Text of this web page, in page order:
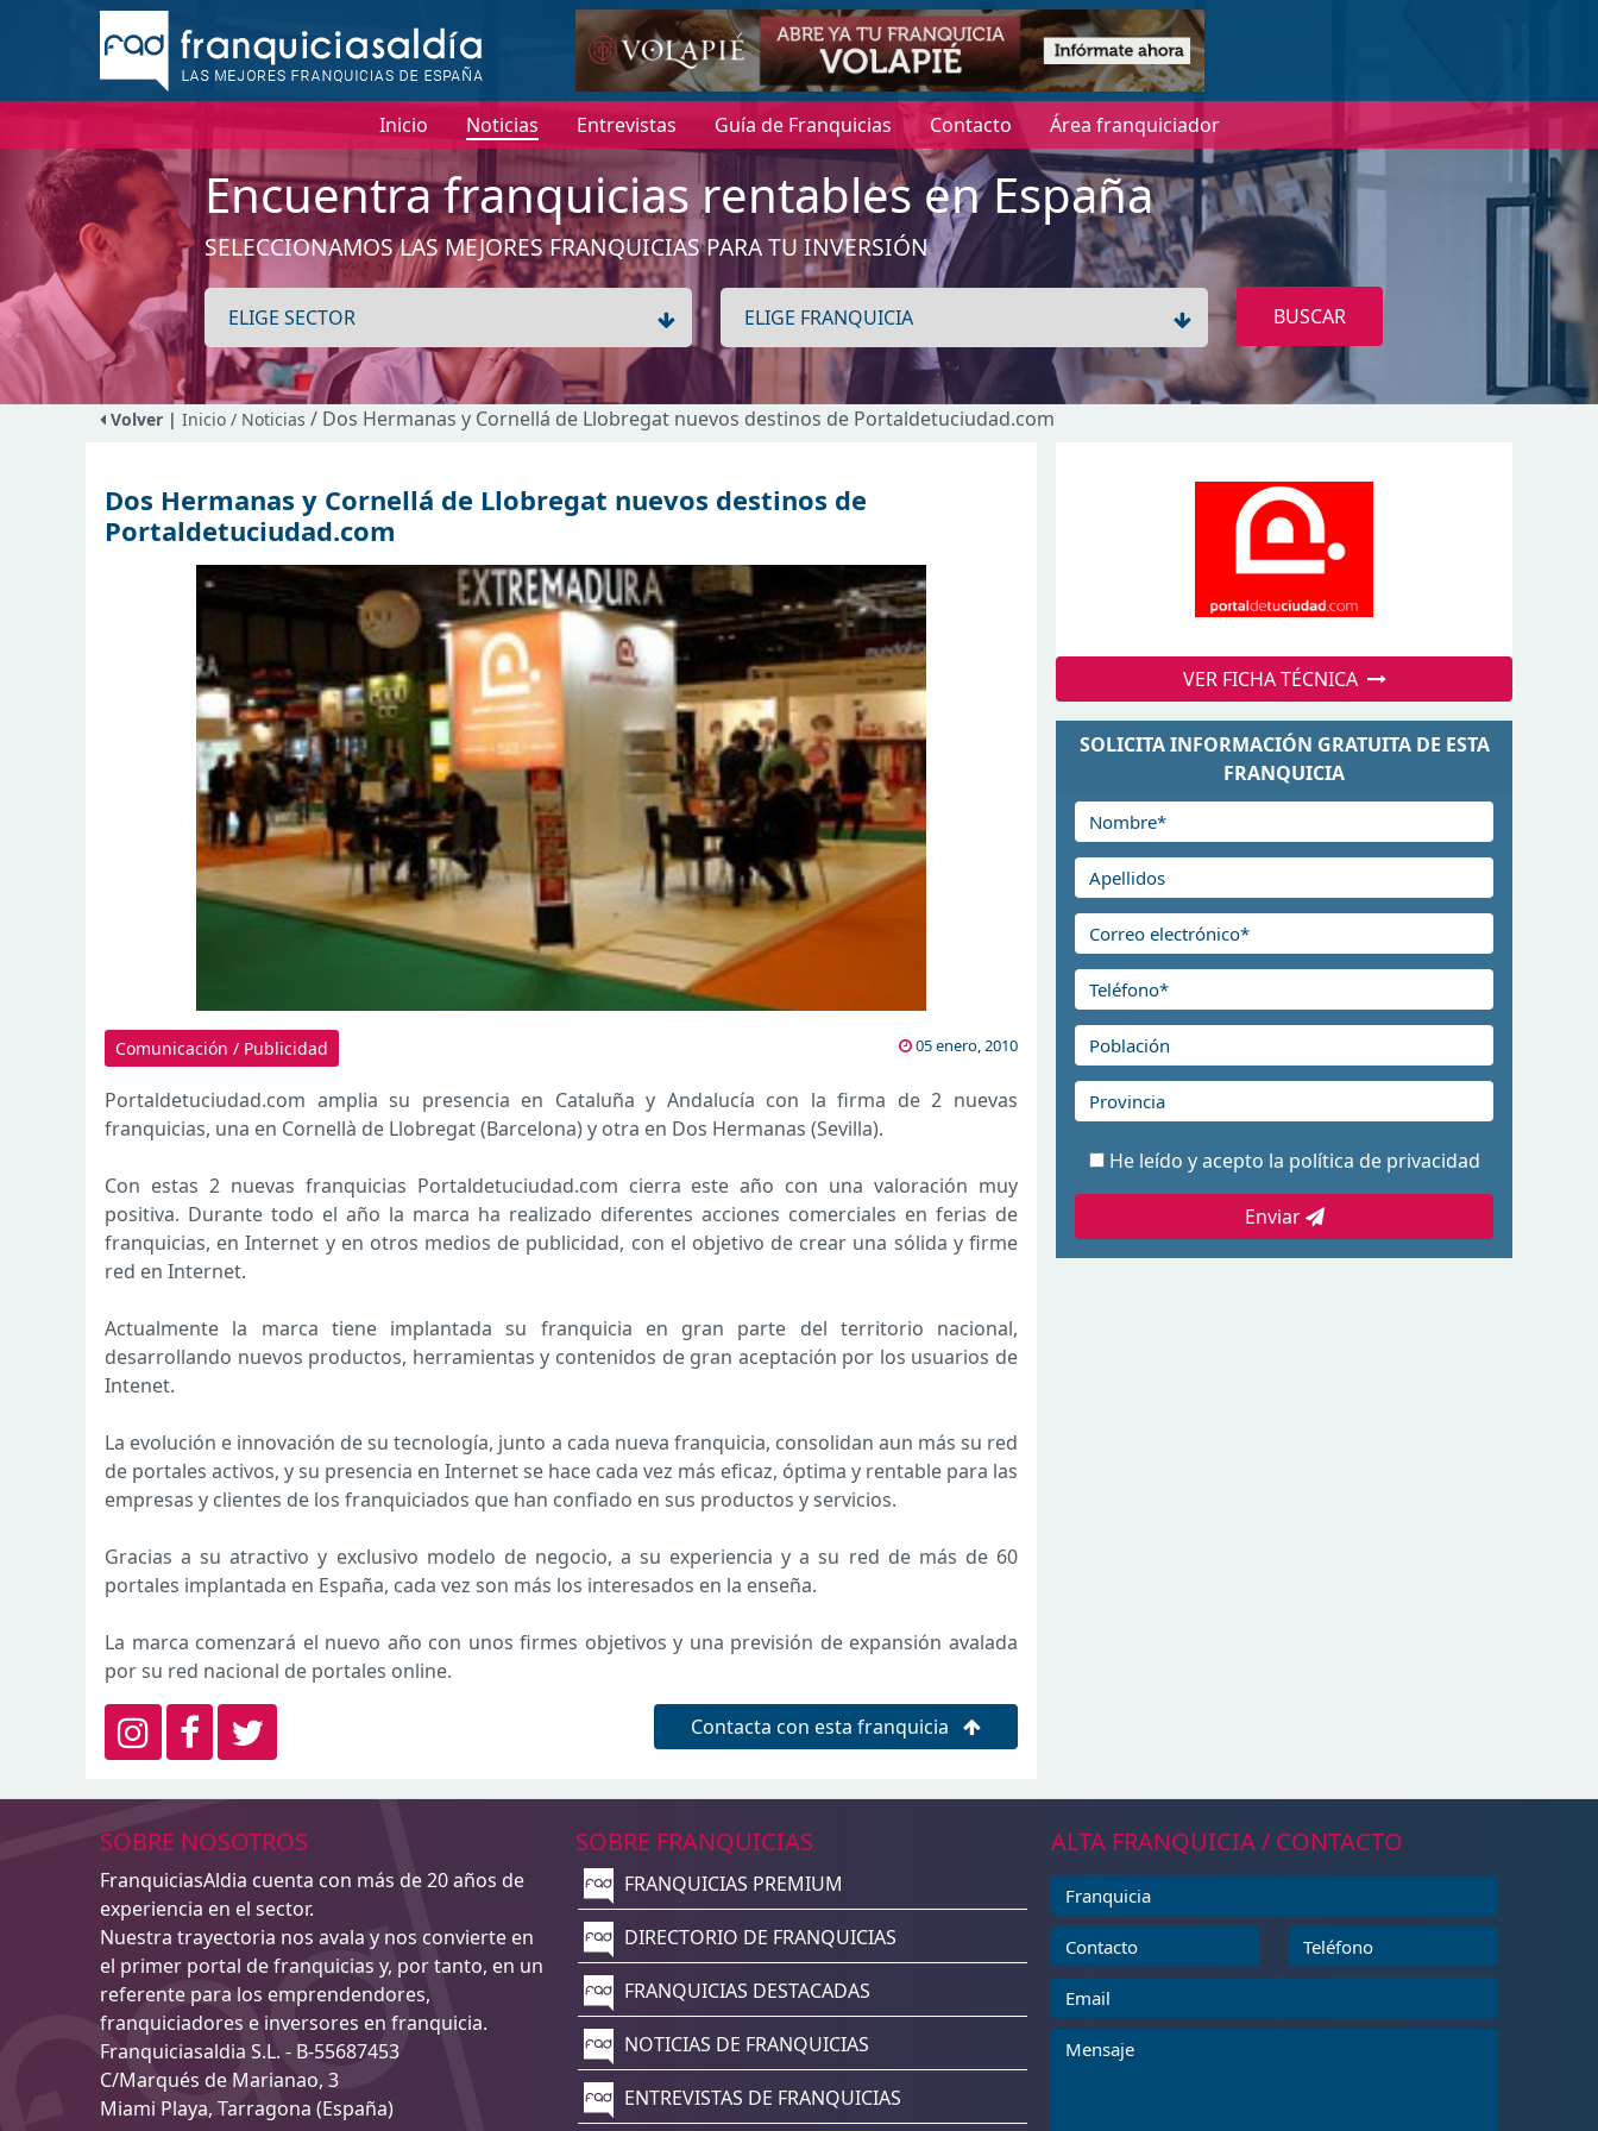
Inicio Noticias Entrevistas Guía de Franquicias Contacto Área franquiciador
Encuentra franquicias rentables en España
SELECCIONAMOS LAS MEJORES FRANQUICIAS PARA TU INVERSIÓN
BUSCAR
Volver | Inicio / Noticias / Dos Hermanas y Cornellá de Llobregat nuevos destinos de Portaldetuciudad.com
Dos Hermanas y Cornellá de Llobregat nuevos destinos de
Portaldetuciudad.com
Comunicación / Publicidad 05 enero, 2010
Portaldetuciudad.com amplia su presencia en Cataluña y Andalucía con la firma de 2 nuevas
franquicias, una en Cornellà de Llobregat (Barcelona) y otra en Dos Hermanas (Sevilla).
Con estas 2 nuevas franquicias Portaldetuciudad.com cierra este año con una valoración muy
positiva. Durante todo el año la marca ha realizado diferentes acciones comerciales en ferias de
franquicias, en Internet y en otros medios de publicidad, con el objetivo de crear una sólida y firme
red en Internet.
Actualmente la marca tiene implantada su franquicia en gran parte del territorio nacional,
desarrollando nuevos productos, herramientas y contenidos de gran aceptación por los usuarios de
Intenet.
La evolución e innovación de su tecnología, junto a cada nueva franquicia, consolidan aun más su red
de portales activos, y su presencia en Internet se hace cada vez más eficaz, óptima y rentable para las
empresas y clientes de los franquiciados que han confiado en sus productos y servicios.
Gracias a su atractivo y exclusivo modelo de negocio, a su experiencia y a su red de más de 60
portales implantada en España, cada vez son más los interesados en la enseña.
La marca comenzará el nuevo año con unos firmes objetivos y una previsión de expansión avalada
por su red nacional de portales online.
Contacta con esta franquicia
VER FICHA TÉCNICA
SOLICITA INFORMACIÓN GRATUITA DE ESTA
FRANQUICIA
He leído y acepto la política de privacidad
Enviar
SOBRE NOSOTROS
FranquiciasAldia cuenta con más de 20 años de
experiencia en el sector.
Nuestra trayectoria nos avala y nos convierte en
el primer portal de franquicias y, por tanto, en un
referente para los emprendendores,
franquiciadores e inversores en franquicia.
Franquiciasaldia S.L. - B-55687453
C/Marqués de Marianao, 3
Miami Playa, Tarragona (España)
SOBRE FRANQUICIAS
FRANQUICIAS PREMIUM
DIRECTORIO DE FRANQUICIAS
FRANQUICIAS DESTACADAS
NOTICIAS DE FRANQUICIAS
ENTREVISTAS DE FRANQUICIAS
ALTA FRANQUICIA / CONTACTO